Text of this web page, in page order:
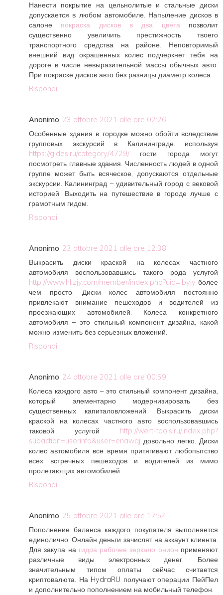
Нанести покрытие на цельнолитые и стальные диски
допускается в любом автомобиле. Напыление дисков в
салоне покраска дисков в два цветапозволит
существенно увеличить престижность твоего
транспортного средства на районе. Неповторимый
внешний вид окрашенных колес подчеркнет тебя на
дороге в числе невыразительной массы обычных авто.
При покраске дисков авто без разницы диаметр колеса.
Rispondi
Anonimo 23 ottobre 2021 alle ore 02:26
Особенные здания в городке можно обойти вследствие
групповых экскурсий в Калининграде. используя
https://gides.ru/category/4729/ гости города могут
посмотреть главные здания. Численность людей в одной
группе может быть всяческое, допускаются отдельные
экскурсии. Калининград – удивительный город с вековой
историей. Выходить на путешествие в городе лучше с
грамотным гидом.
Rispondi
Anonimo 23 ottobre 2021 alle ore 12:38
Выкрасить диски краской на колесах частного
автомобиля воспользовавшись такого рода услугой
http://www.hljzjy.com/member/index.php?uid=ibyjy более
чем просто. Диски колес автомобиля постоянно
привлекают внимание пешеходов и водителей из
проезжающих автомобилей. Колеса конкретного
автомобиля – это стильный компонент дизайна, какой
можно изменить без серьезных вложений.
Rispondi
Anonimo 24 ottobre 2021 alle ore 00:59
Колеса каждого авто – это стильный компонент дизайна,
который элементарно модернизировать без
существенных капиталовложений. Выкрасить диски
краской на колесах частного авто воспользовавшись
таковой услугой
http://wert-tools.ru/index.php?
subaction=userinfo&user=enawaj довольно легко. Диски
колес автомобиля все время притягивают любопытство
всех встречных пешеходов и водителей из мимо
пролетающих автомобилей.
Rispondi
Anonimo 25 ottobre 2021 alle ore 17:54
Пополнение баланса каждого покупателя выполняется
единолично. Онлайн деньги зачислят на аккаунт клиента.
Для закупа на гидра рабочее зеркало онион применяют
различные виды электронных денег. Более
значительным типом оплаты сейчас считается
криптовалюта. На HydraRU получают операции ПейПел
и дополнительно пополнением на мобильный телефон.